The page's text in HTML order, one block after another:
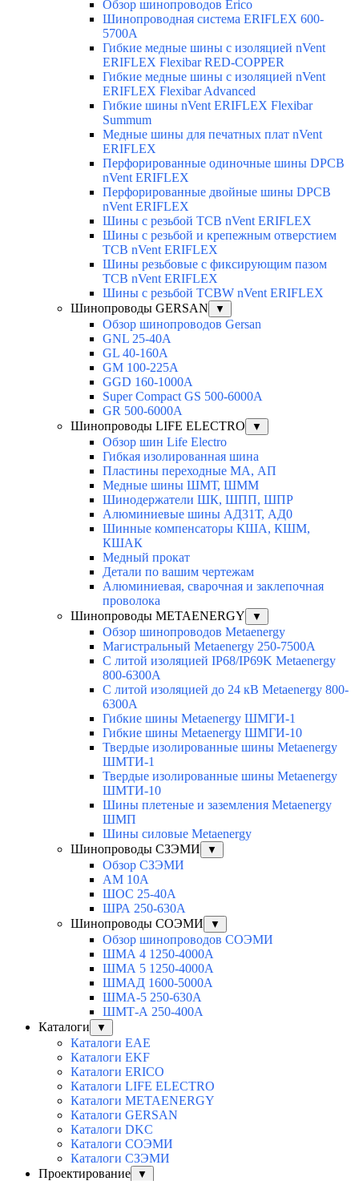
Обзор шинопроводов Erico
Шинопроводная система ERIFLEX 600-
5700A
Гибкие медные шины с изоляцией nVent
ERIFLEX Flexibar RED-COPPER
Гибкие медные шины с изоляцией nVent
ERIFLEX Flexibar Advanced
Гибкие шины nVent ERIFLEX Flexibar
Summum
Медные шины для печатных плат nVent
ERIFLEX
Перфорированные одиночные шины DPCB
nVent ERIFLEX
Перфорированные двойные шины DPCB
nVent ERIFLEX
Шины с резьбой TCB nVent ERIFLEX
Шины с резьбой и крепежным отверстием
TCB nVent ERIFLEX
Шины резьбовые с фиксирующим пазом
TCB nVent ERIFLEX
Шины с резьбой TCBW nVent ERIFLEX
Шинопроводы GERSAN
▼
Обзор шинопроводов Gersan
GNL 25-40A
GL 40-160A
GM 100-225A
GGD 160-1000A
Super Compact GS 500-6000A
GR 500-6000A
Шинопроводы LIFE ELECTRO
▼
Обзор шин Life Electro
Гибкая изолированная шина
Пластины переходные МА, АП
Медные шины ШМТ, ШММ
Шинодержатели ШК, ШПП, ШПР
Алюминиевые шины АД31Т, АД0
Шинные компенсаторы КША, КШМ,
КШАК
Медный прокат
Детали по вашим чертежам
Алюминиевая, cварочная и заклепочная
проволока
Шинопроводы METAENERGY
▼
Обзор шинопроводов Metaenergy
Магистральный Metaenergy 250-7500A
С литой изоляцией IP68/IP69K Metaenergy
800-6300A
С литой изоляцией до 24 кВ Metaenergy 800-
6300A
Гибкие шины Metaenergy ШМГИ-1
Гибкие шины Metaenergy ШМГИ-10
Твердые изолированные шины Metaenergy
ШМТИ-1
Твердые изолированные шины Metaenergy
ШМТИ-10
Шины плетеные и заземления Metaenergy
ШМП
Шины силовые Metaenergy
Шинопроводы СЗЭМИ
▼
Обзор СЗЭМИ
АМ 10А
ШОС 25-40А
ШРА 250-630А
Шинопроводы СОЭМИ
▼
Обзор шинопроводов СОЭМИ
ШМА 4 1250-4000А
ШМА 5 1250-4000А
ШМАД 1600-5000А
ШМА-5 250-630А
ШМТ-А 250-400А
Каталоги
▼
Каталоги EAE
Каталоги EKF
Каталоги ERICO
Каталоги LIFE ELECTRO
Каталоги METAENERGY
Каталоги GERSAN
Каталоги DKC
Каталоги СОЭМИ
Каталоги СЗЭМИ
Проектирование
▼